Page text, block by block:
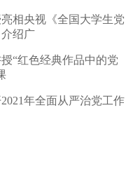
相央视《全国大学生党
绍广
“红色经典作品中的党
年全面从严治党工作